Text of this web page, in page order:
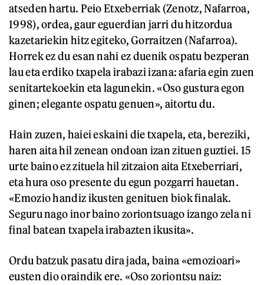
atseden hartu. Peio Etxeberriak (Zenotz, Nafarroa,
1998), ordea, gaur eguerdian jarri du hitzordua
kazetariekin hitz egiteko, Gorraitzen (Nafarroa).
Horrek ez du esan nahi ez duenik ospatu bezperan
lau eta erdiko txapela irabazi izana: afaria egin zuen
senitartekoekin eta lagunekin. «Oso gustura egon
ginen; elegante ospatu genuen», aitortu du.
Hain zuzen, haiei eskaini die txapela, eta, bereziki,
haren aita hil zenean ondoan izan zituen guztiei. 15
urte baino ez zituela hil zitzaion aita Etxeberriari,
eta hura oso presente du egun pozgarri hauetan.
«Emozio handiz ikusten genituen biok finalak.
Seguru nago inor baino zoriontsuago izango zela ni
final batean txapela irabazten ikusita».
Ordu batzuk pasatu dira jada, baina «emozioari»
eusten dio oraindik ere. «Oso zoriontsu naiz: